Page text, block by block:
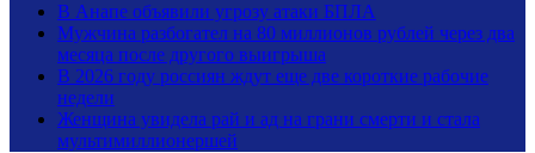
В Анапе объявили угрозу атаки БПЛА
Мужчина разбогател на 80 миллионов рублей через два
месяца после другого выигрыша
В 2026 году россиян ждут еще две короткие рабочие
недели
Женщина увидела рай и ад на грани смерти и стала
мультимиллионершей